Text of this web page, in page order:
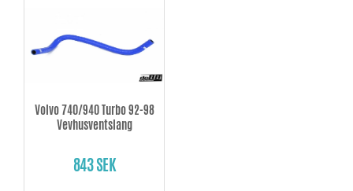
Volvo 740/940 Turbo 92-98
Vevhusventslang
843 SEK